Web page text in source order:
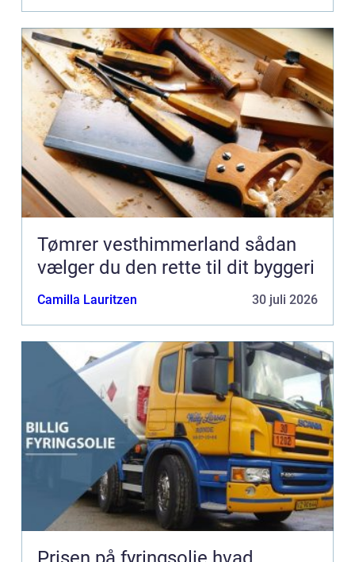
Tømrer vesthimmerland sådan
vælger du den rette til dit byggeri
Camilla Lauritzen 30 juli 2026